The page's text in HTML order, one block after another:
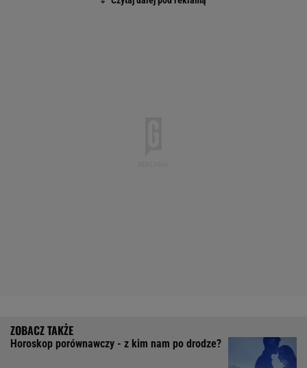
Horoskop porównawczy - z kim nam po drodze?